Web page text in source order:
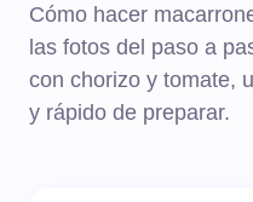
Cómo hacer
las fotos del paso a
con chorizo y tomate,
y rápido de preparar.